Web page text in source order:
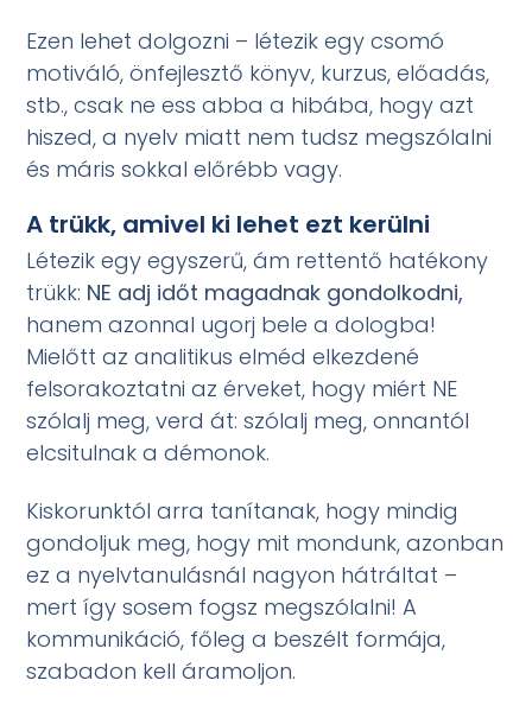
Ezen lehet dolgozni – létezik egy csomó
motiváló, önfejlesztő könyv, kurzus, előadás,
stb., csak ne ess abba a hibába, hogy azt
hiszed, a nyelv miatt nem tudsz megszólalni
és máris sokkal előrébb vagy.
A trükk, amivel ki lehet ezt kerülni
Létezik egy egyszerű, ám rettentő hatékony
trükk: NE adj időt magadnak gondolkodni,
hanem azonnal ugorj bele a dologba!
Mielőtt az analitikus elméd elkezdené
felsorakoztatni az érveket, hogy miért NE
szólalj meg, verd át: szólalj meg, onnantól
elcsitulnak a démonok.
Kiskorunktól arra tanítanak, hogy mindig
gondoljuk meg, hogy mit mondunk, azonban
ez a nyelvtanulásnál nagyon hátráltat –
mert így sosem fogsz megszólalni! A
kommunikáció, főleg a beszélt formája,
szabadon kell áramoljon.